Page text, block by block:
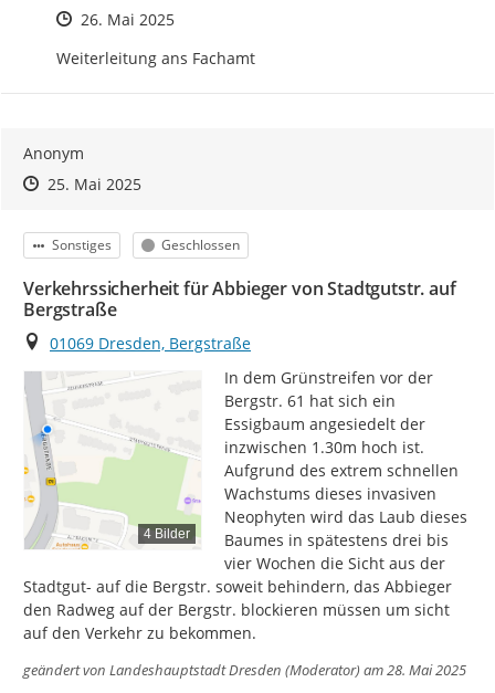
Zeitpunkt des Erstellens
26. Mai 2025
Weiterleitung ans Fachamt
Anonym
Zeitpunkt des Erstellens
Zeitpunkt des Erstellens
25. Mai 2025Zur Äußerung
Kategorie
Sonstiges Status
Geschlossen
Verkehrssicherheit für Abbieger von Stadtgutstr. auf
Bergstraße
Ort
01069 Dresden, Bergstraße
4 Bilder
In dem Grünstreifen vor der
Bergstr. 61 hat sich ein
Essigbaum angesiedelt der
inzwischen 1.30m hoch ist.
Aufgrund des extrem schnellen
Wachstums dieses invasiven
Neophyten wird das Laub dieses
Baumes in spätestens drei bis
vier Wochen die Sicht aus der
Stadtgut- auf die Bergstr. soweit behindern, das Abbieger
den Radweg auf der Bergstr. blockieren müssen um sicht
auf den Verkehr zu bekommen.
geändert von Landeshauptstadt Dresden (Moderator)am 28. Mai 2025